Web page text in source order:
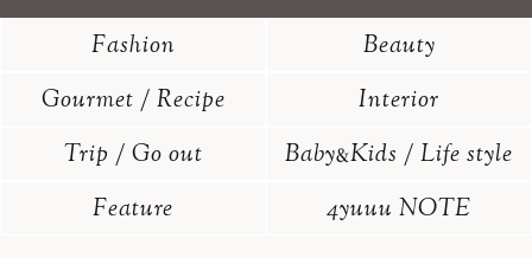
Fashion
Beauty
Gourmet / Recipe
Interior
Trip / Go out
Baby&Kids / Life style
Feature
4yuuu NOTE